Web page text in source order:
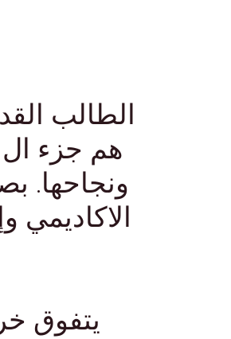
الطالب
هم جزء ال
ونجاحها.
الاكاديمي
يتفوق